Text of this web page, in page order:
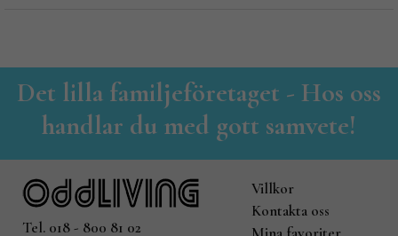
Det lilla familjeföretaget - Hos oss
handlar du med gott samvete!
Tel. 018 - 800 81 02
Villkor
Kontakta oss